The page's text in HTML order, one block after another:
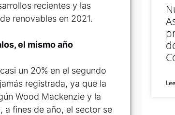
recientes y las
renovables en 2021.
el mismo año
un 20% en el segundo
registrada, ya que la
Wood Mackenzie y la
a fines de año, el sector se